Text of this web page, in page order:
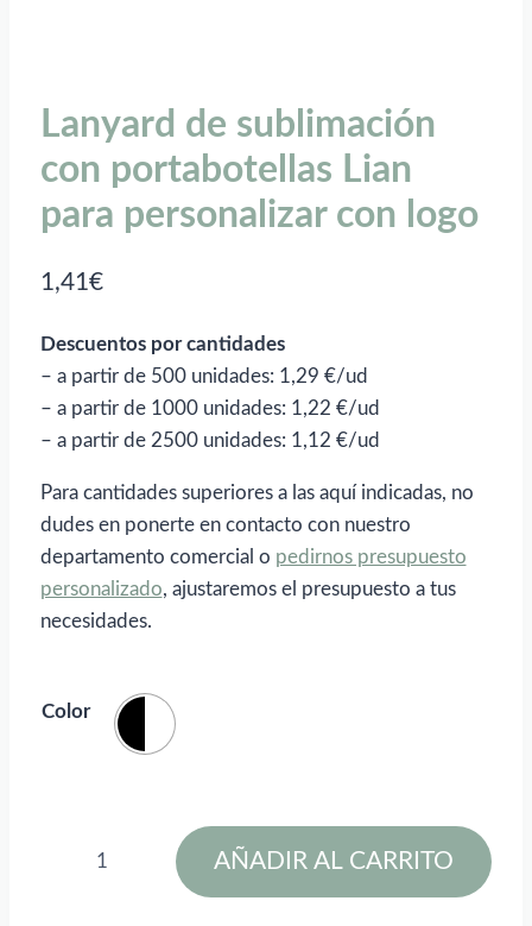
Lanyard de sublimación
con portabotellas Lian
para personalizar con logo
1,41€
Descuentos por cantidades
– a partir de 500 unidades: 1,29 €/ud
– a partir de 1000 unidades: 1,22 €/ud
– a partir de 2500 unidades: 1,12 €/ud
Para cantidades superiores a las aquí indicadas, no
dudes en ponerte en contacto con nuestro
departamento comercial o pedirnos presupuesto
personalizado, ajustaremos el presupuesto a tus
necesidades.
Color
AÑADIR AL CARRITO